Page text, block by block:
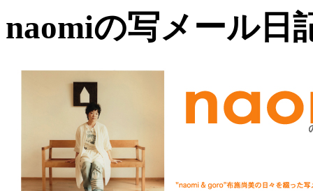
naomiの写メール日